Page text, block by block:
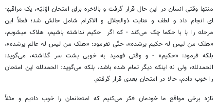
منتها وقتی انسان در این حال قرار گرفت و بالاخره برای امتحان اوّلیّه، یک مراقبه­
ای انجام داد و لطف و عنایت ذوالجلال و الاکرام شامل حالش شد؛ فعلاً این
مرحله را با با حکما چک می‌کند - که اگر حکیم نداشته باشیم، هلاک می­شویم،
«هلک من لیس له حکیم یرشده»، حتّی نفرمود: «هلک من لیس له عالم یرشده»،
بلکه فرمود: «حکیم» - و وقتی فهمید به خوبی پشت سر گذاشته، می‌گوید:
الحمدلله، ولی نه اینکه دیگر تمام شده باشد، بلکه می‌گوید: الحمدلله این امتحان
را خوب دادم، حالا در امتحان بعدی قرار گرفتم.
تازه برخی مواقع ما خودمان فکر می‌کنیم که امتحانمان را خوب دادیم و مثلاً